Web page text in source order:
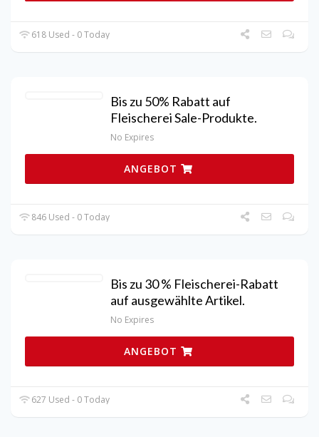
618 Used - 0 Today
Bis zu 50% Rabatt auf
Fleischerei Sale-Produkte.
No Expires
ANGEBOT
846 Used - 0 Today
Bis zu 30 % Fleischerei-Rabatt
auf ausgewählte Artikel.
No Expires
ANGEBOT
627 Used - 0 Today